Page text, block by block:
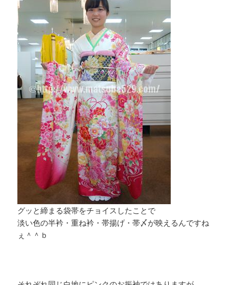
グッと締まる袋帯をチョイスしたことで
淡い色の半衿・重ね衿・帯揚げ・帯〆が映えるんですね
ぇ＾＾ｂ